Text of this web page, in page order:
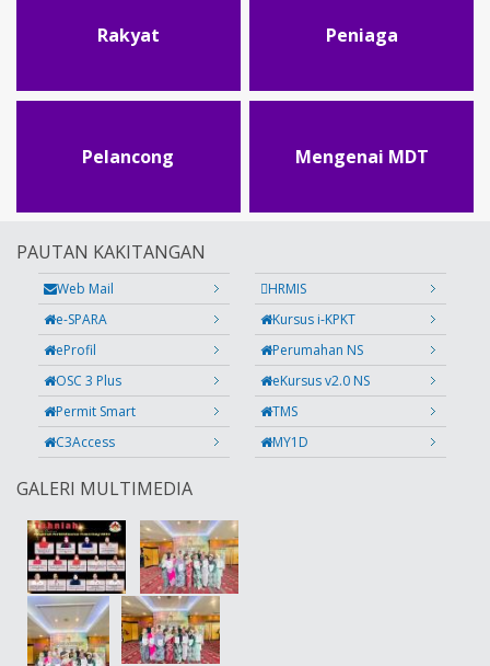
Rakyat Peniaga
Pelancong Mengenai MDT
PAUTAN KAKITANGAN
Web Mail
HRMIS
e-SPARA
Kursus i-KPKT
eProfil
Perumahan NS
OSC 3 Plus
eKursus v2.0 NS
Permit Smart
TMS
C3Access
MY1D
GALERI MULTIMEDIA